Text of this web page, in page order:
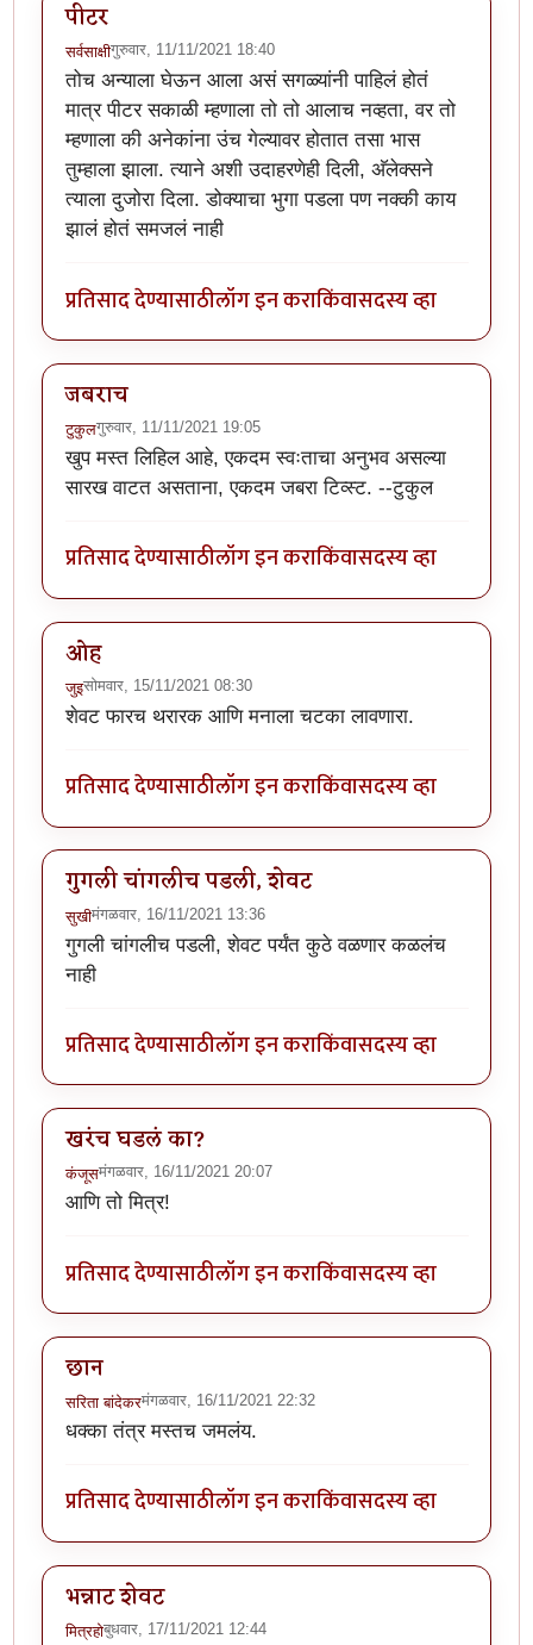
पीटर
सर्वसाक्षीगुरुवार, 11/11/2021 18:40
तोच अन्याला घेऊन आला असं सगळ्यांनी पाहिलं होतं
मात्र पीटर सकाळी म्हणाला तो तो आलाच नव्हता, वर तो
म्हणाला की अनेकांना उंच गेल्यावर होतात तसा भास
तुम्हाला झाला. त्याने अशी उदाहरणेही दिली, अ‍ॅलेक्सने
त्याला दुजोरा दिला. डोक्याचा भुगा पडला पण नक्की काय
झालं होतं समजलं नाही
प्रतिसाद देण्यासाठीलॉग इन कराकिंवासदस्य व्हा
जबराच
टुकुलगुरुवार, 11/11/2021 19:05
खुप मस्त लिहिल आहे, एकदम स्वःताचा अनुभव असल्या
सारख वाटत असताना, एकदम जबरा टिव्स्ट. --टुकुल
प्रतिसाद देण्यासाठीलॉग इन कराकिंवासदस्य व्हा
ओह
जुइसोमवार, 15/11/2021 08:30
शेवट फारच थरारक आणि मनाला चटका लावणारा.
प्रतिसाद देण्यासाठीलॉग इन कराकिंवासदस्य व्हा
गुगली चांगलीच पडली, शेवट
सुखीमंगळवार, 16/11/2021 13:36
गुगली चांगलीच पडली, शेवट पर्यंत कुठे वळणार कळलंच
नाही
प्रतिसाद देण्यासाठीलॉग इन कराकिंवासदस्य व्हा
खरंच घडलं का?
कंजूसमंगळवार, 16/11/2021 20:07
आणि तो मित्र!
प्रतिसाद देण्यासाठीलॉग इन कराकिंवासदस्य व्हा
छान
सरिता बांदेकरमंगळवार, 16/11/2021 22:32
धक्का तंत्र मस्तच जमलंय.
प्रतिसाद देण्यासाठीलॉग इन कराकिंवासदस्य व्हा
भन्नाट शेवट
मित्रहोबुधवार, 17/11/2021 12:44